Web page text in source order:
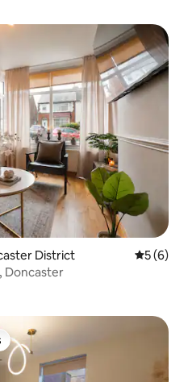
District
5 (6)
Doncaster
más destacados